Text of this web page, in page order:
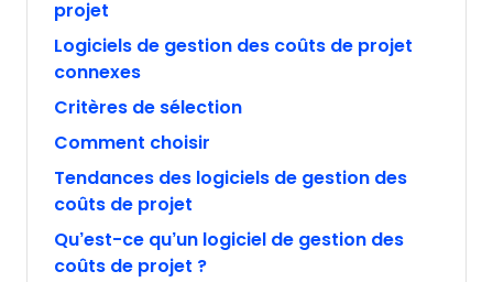
projet
Logiciels de gestion des coûts de projet
connexes
Critères de sélection
Comment choisir
Tendances des logiciels de gestion des
coûts de projet
Qu’est-ce qu’un logiciel de gestion des
coûts de projet ?